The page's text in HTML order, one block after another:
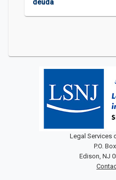
deuda
Legal Services
P.O.
Edison, NJ